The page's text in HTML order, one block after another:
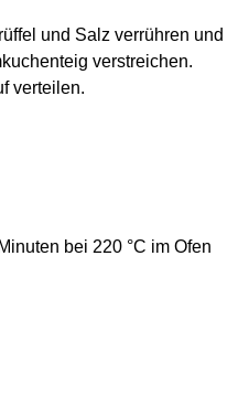
und Salz verrühren und
verstreichen.
verteilen.
bei 220 °C im Ofen